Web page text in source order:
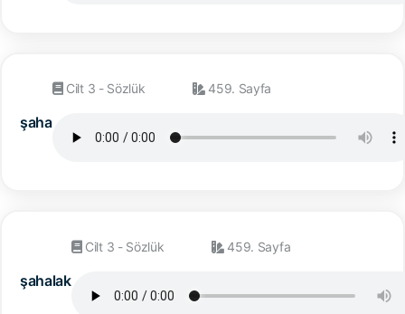
şaha
Cilt 3 - Sözlük 459. Sayfa
şahalak
Cilt 3 - Sözlük 459. Sayfa